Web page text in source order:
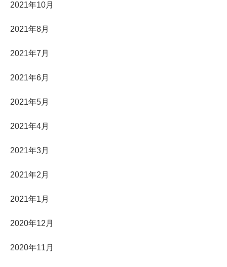
2021年10月
2021年8月
2021年7月
2021年6月
2021年5月
2021年4月
2021年3月
2021年2月
2021年1月
2020年12月
2020年11月